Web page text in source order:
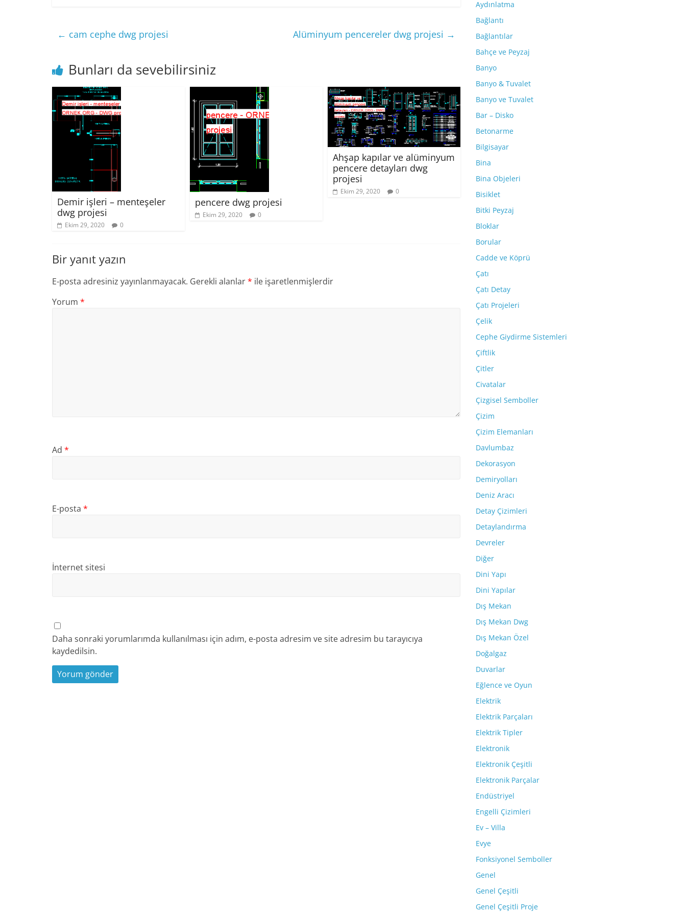
← cam cephe dwg projesi Alüminyum pencereler dwg projesi →
Bunları da sevebilirsiniz
Demir işleri – menteşeler
dwg projesi
Ekim 29, 2020 0
pencere dwg projesi
Ekim 29, 2020 0
Ahşap kapılar ve alüminyum
pencere detayları dwg
projesi
Ekim 29, 2020 0
Bir yanıt yazın
E-posta adresiniz yayınlanmayacak. Gerekli alanlar* ile işaretlenmişlerdir
Yorum *
Ad *
E-posta *
İnternet sitesi
Daha sonraki yorumlarımda kullanılması için adım, e-posta adresim ve site adresim bu tarayıcıya
kaydedilsin.
Aydınlatma
Bağlantı
Bağlantılar
Bahçe ve Peyzaj
Banyo
Banyo & Tuvalet
Banyo ve Tuvalet
Bar – Disko
Betonarme
Bilgisayar
Bina
Bina Objeleri
Bisiklet
Bitki Peyzaj
Bloklar
Borular
Cadde ve Köprü
Çatı
Çatı Detay
Çatı Projeleri
Çelik
Cephe Giydirme Sistemleri
Çiftlik
Çitler
Civatalar
Çizgisel Semboller
Çizim
Çizim Elemanları
Davlumbaz
Dekorasyon
Demiryolları
Deniz Aracı
Detay Çizimleri
Detaylandırma
Devreler
Diğer
Dini Yapı
Dini Yapılar
Dış Mekan
Dış Mekan Dwg
Dış Mekan Özel
Doğalgaz
Duvarlar
Eğlence ve Oyun
Elektrik
Elektrik Parçaları
Elektrik Tipler
Elektronik
Elektronik Çeşitli
Elektronik Parçalar
Endüstriyel
Engelli Çizimleri
Ev – Villa
Evye
Fonksiyonel Semboller
Genel
Genel Çeşitli
Genel Çeşitli Proje